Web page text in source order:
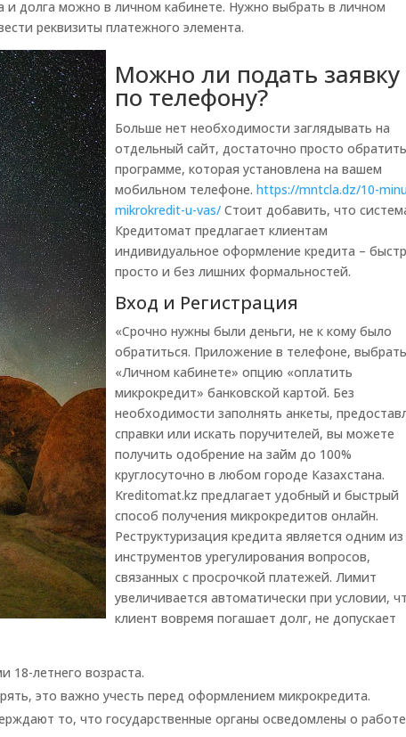
долга можно в личном кабинете. Нужно выбрать в личном
реквизиты платежного элемента.
Можно ли подать заявку
по телефону?
Больше нет необходимости заглядывать на
отдельный сайт, достаточно просто
программе, которая установлена на вашем
мобильном телефоне.https://mntcla.dz/10-
mikrokredit-u-vas/ Стоит добавить, что
Кредитомат предлагает клиентам
индивидуальное оформление кредита –
просто и без лишних формальностей.
Вход и Регистрация
«Срочно нужны были деньги, не к кому было
обратиться. Приложение в телефоне,
«Личном кабинете» опцию «оплатить
микрокредит» банковской картой. Без
необходимости заполнять анкеты,
справки или искать поручителей, вы можете
получить одобрение на займ до 100%
круглосуточно в любом городе Казахстана.
Kreditomat.kz предлагает удобный и быстрый
способ получения микрокредитов онлайн.
Реструктуризация кредита является одним из
инструментов урегулирования вопросов,
связанных с просрочкой платежей. Лимит
увеличивается автоматически при условии,
клиент вовремя погашает долг, не допускает
летнего возраста.
это важно учесть перед оформлением микрокредита.
то, что государственные органы осведомлены о работе